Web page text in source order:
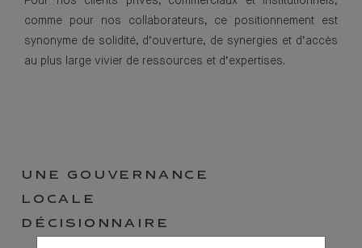
comme pour nos collaborateurs, ce positionnement est
synonyme de solidité, d’ouverture, de synergies et d’accès
au plus large vivier de ressources et d’expertises.
UNE GOUVERNANCE
LOCALE
DÉCISIONNAIRE